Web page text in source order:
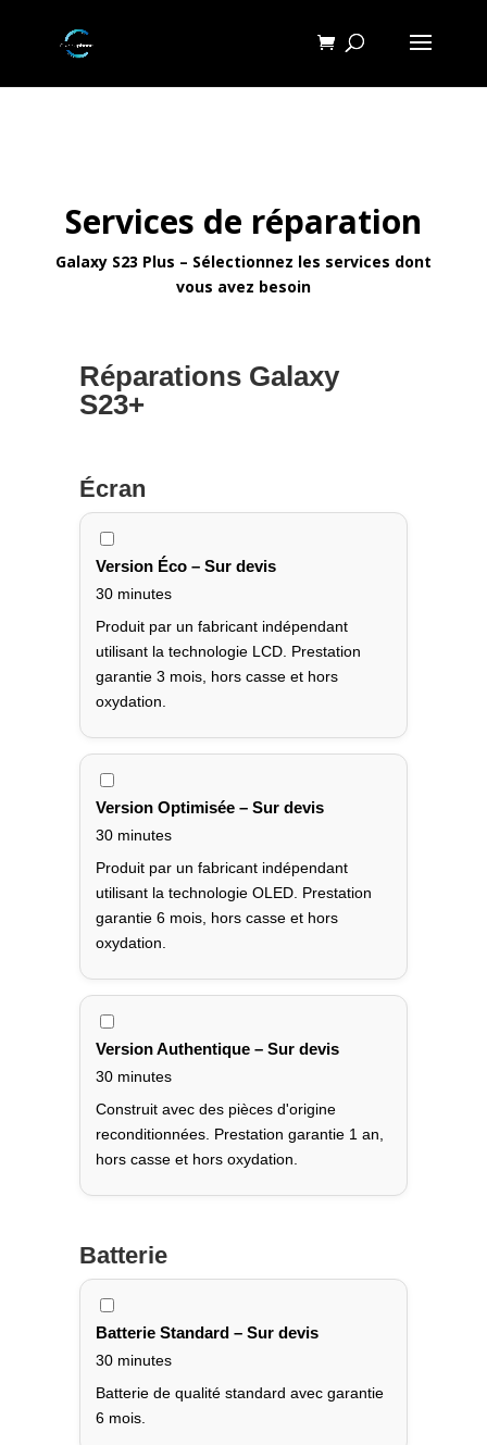
Services de réparation
Galaxy S23 Plus – Sélectionnez les services dont
vous avez besoin
Réparations Galaxy
S23+
Écran
Version Éco – Sur devis
30 minutes
Produit par un fabricant indépendant
utilisant la technologie LCD. Prestation
garantie 3 mois, hors casse et hors
oxydation.
Version Optimisée – Sur devis
30 minutes
Produit par un fabricant indépendant
utilisant la technologie OLED. Prestation
garantie 6 mois, hors casse et hors
oxydation.
Version Authentique – Sur devis
30 minutes
Construit avec des pièces d'origine
reconditionnées. Prestation garantie 1 an,
hors casse et hors oxydation.
Batterie
Batterie Standard – Sur devis
30 minutes
Batterie de qualité standard avec garantie
6 mois.